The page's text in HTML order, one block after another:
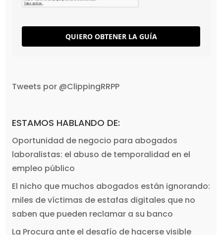
QUIERO OBTENER LA GUÍA
Tweets por @ClippingRRPP
ESTAMOS HABLANDO DE:
Oportunidad de negocio para abogados
laboralistas: el abuso de temporalidad en el
empleo público
El nicho que muchos abogados están ignorando:
miles de víctimas de estafas digitales que no
saben que pueden reclamar a su banco
La Procura ante el desafío de hacerse visible